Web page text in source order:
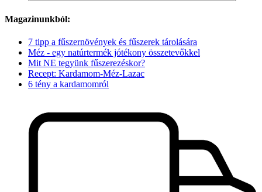
Magazinunkból:
7 tipp a fűszernövények és fűszerek tárolására
Méz - egy natúrtermék jótékony összetevőkkel
Mit NE tegyünk fűszerezéskor?
Recept: Kardamom-Méz-Lazac
6 tény a kardamomról